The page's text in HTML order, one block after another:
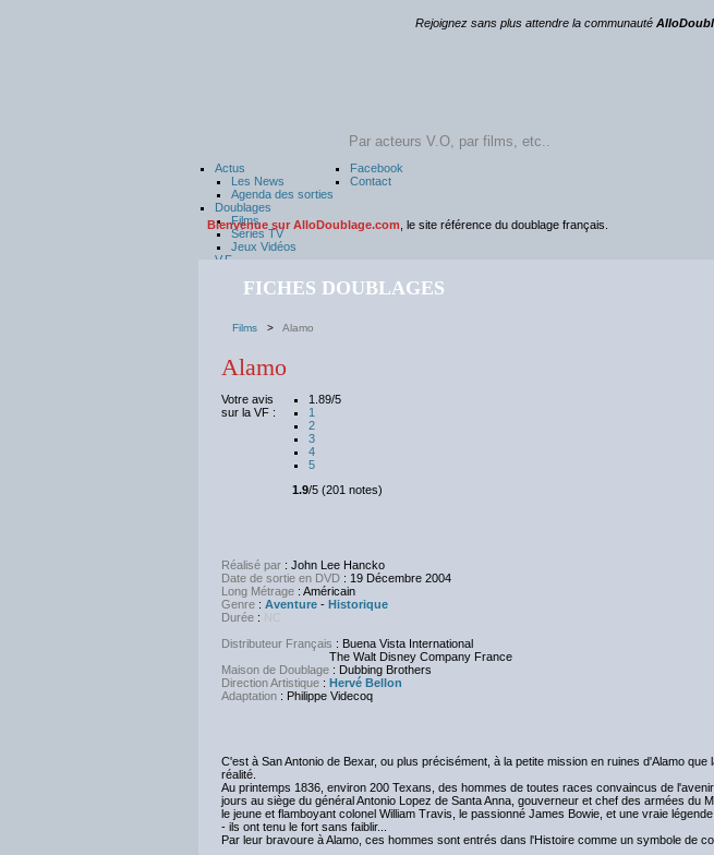
Rejoignez sans plus attendre la communauté
Actus
Les News
Agenda des sorties
Doublages
Films
Séries TV
Jeux Vidéos
V.F
Comédiennes
Directeurs Art.
Acteurs
Vidéos
Festivals
Facebook
Contact
Bienvenue sur AlloDoublage.com , le site référence du doublage français.
FICHES DOUBLAGES
Films > Alamo
Alamo
Votre avis
sur la VF :
1.89/5
1
2
3
4
5
1.9/5 (201 notes)
Réalisé par : John Lee Hancko
Date de sortie en DVD : 19 Décembre 2004
Long Métrage : Américain
Genre : Aventure - Historique
Durée : NC
Distributeur Français : Buena Vista International
The Walt Disney Company France
Maison de Doublage : Dubbing Brothers
Direction Artistique : Hervé Bellon
Adaptation : Philippe Videcoq
C'est à San Antonio de Bexar, ou plus précisément, à la petite mission en ruines d'Alamo
réalité.
Au printemps 1836, environ 200 Texans, des hommes de toutes races convaincus de
jours au siège du général Antonio Lopez de Santa Anna, gouverneur et chef des armées du
le jeune et flamboyant colonel William Travis, le passionné James Bowie, et une vraie
- ils ont tenu le fort sans faiblir...
Par leur bravoure à Alamo, ces hommes sont entrés dans l'Histoire comme un symbole de